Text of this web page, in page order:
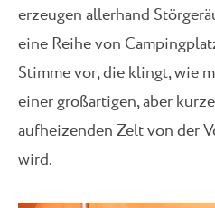
erzeugen allerhand
eine Reihe von
Stimme vor, die klingt, wie
einer großartigen, aber
aufheizenden Zelt von der
wird.